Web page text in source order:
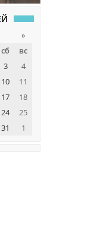
»
сб
вс
3
4
10
11
17
18
24
25
31 1